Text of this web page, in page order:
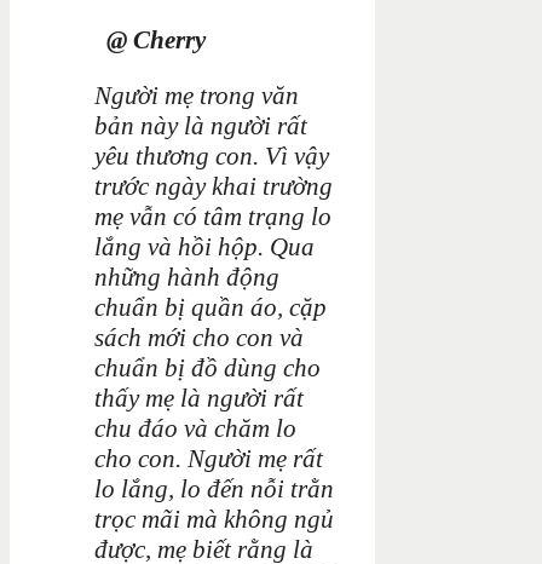
@ Cherry
Người mẹ trong văn
bản này là người rất
yêu thương con. Vì vậy
trước ngày khai trường
mẹ vẫn có tâm trạng lo
lắng và hồi hộp. Qua
những hành động
chuẩn bị quần áo, cặp
sách mới cho con và
chuẩn bị đồ dùng cho
thấy mẹ là người rất
chu đáo và chăm lo
cho con. Người mẹ rất
lo lắng, lo đến nỗi trằn
trọc mãi mà không ngủ
được, mẹ biết rằng là